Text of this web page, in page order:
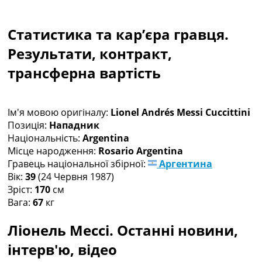
Чемпіонат Світу
Україна. Прем’єр-Ліга
Україна. Перша Ліга
Ліга Чемпіонів
Ще Турніри >>>
Таблиці
Чемпіонат Світу. Турнирні таблиці
Таблиця УПЛ
Перша Ліга
Таблиця АПЛ
Таблиця Ла Ліги
Таблиця Ліги Чемпіонів
Рейтинги
Рейтинг країн УЄФА
Рейтинг клубів УЄФА
Статистика та кар’єра гравця.
Результати, контракт,
трансферна вартість
Ім'я мовою оригіналу: Lionel Andrés Messi Cuccittini
Позиція: Нападник
Національність: Argentina
Місце народження: Rosario Argentina
Гравець національної збірної:
Аргентина
Вік: 39(24 Червня 1987)
Зріст: 170 см
Вага: 67 кг
Ліонель Мессі. Останні новини,
інтерв'ю, відео